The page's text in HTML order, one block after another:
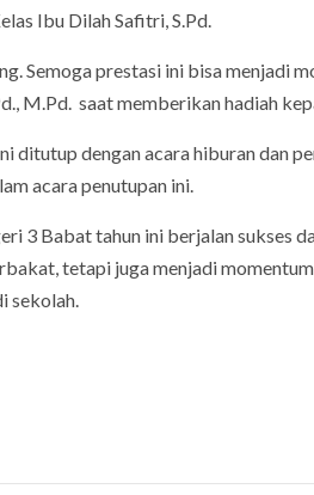
Ibu Dilah Safitri, S.Pd.
Semoga prestasi ini bisa
M.Pd. saat memberikan hadiah
ditutup dengan acara hiburan dan
acara penutupan ini.
3 Babat tahun ini berjalan sukses
tetapi juga menjadi
sekolah.